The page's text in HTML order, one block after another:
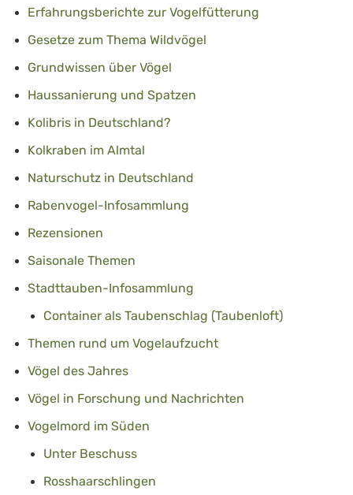
Erfahrungsberichte zur Vogelfütterung
Gesetze zum Thema Wildvögel
Grundwissen über Vögel
Haussanierung und Spatzen
Kolibris in Deutschland?
Kolkraben im Almtal
Naturschutz in Deutschland
Rabenvogel-Infosammlung
Rezensionen
Saisonale Themen
Stadttauben-Infosammlung
Container als Taubenschlag (Taubenloft)
Themen rund um Vogelaufzucht
Vögel des Jahres
Vögel in Forschung und Nachrichten
Vogelmord im Süden
Unter Beschuss
Rosshaarschlingen